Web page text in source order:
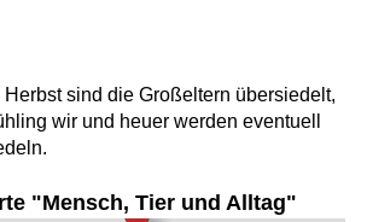
sind die Großeltern übersiedelt,
wir und heuer werden eventuell
"Mensch, Tier und Alltag"